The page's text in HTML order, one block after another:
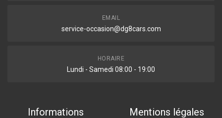
EMAIL
service-occasion@dg8cars.com
HORAIRE
Lundi - Samedi 08:00 - 19:00
Informations Mentions légales